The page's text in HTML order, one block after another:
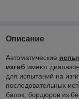
Описание
Автоматические
изгиб имеют
для испытаний на
последовательных
балок, бордюров из